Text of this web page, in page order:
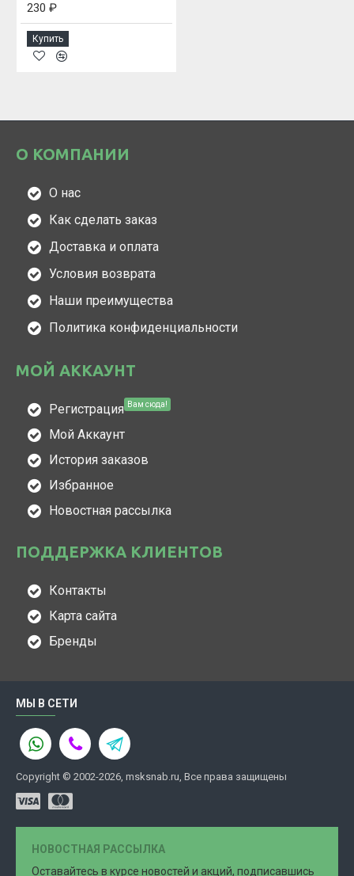
230 ₽
Купить
О КОМПАНИИ
О нас
Как сделать заказ
Доставка и оплата
Условия возврата
Наши преимущества
Политика конфиденциальности
МОЙ АККАУНТ
Регистрация Вам сюда!
Мой Аккаунт
История заказов
Избранное
Новостная рассылка
ПОДДЕРЖКА КЛИЕНТОВ
Контакты
Карта сайта
Бренды
МЫ В СЕТИ
Copyright © 2002-2026, msksnab.ru, Все права защищены
НОВОСТНАЯ РАССЫЛКА
Оставайтесь в курсе новостей и акций, подписавшись